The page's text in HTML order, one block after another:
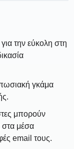
για την εύκολη στη
γκάμα
μπορούν
στα μέσα
email τους.